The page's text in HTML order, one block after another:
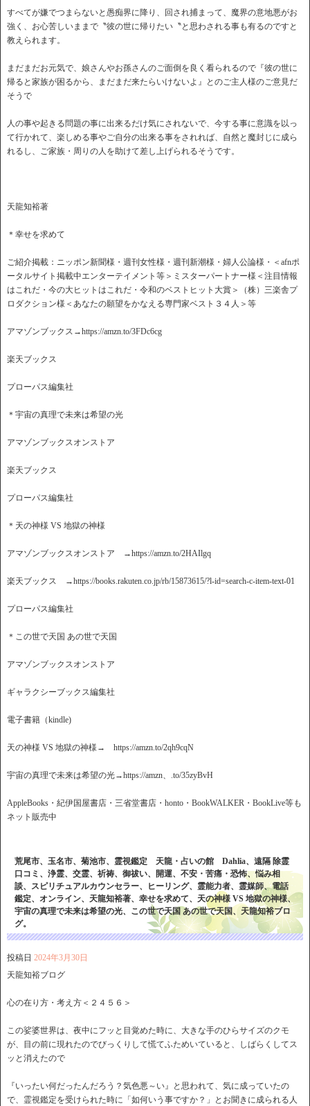
すべてが嫌でつまらないと愚痴界に降り、回され捕まって、魔界の意地悪がお
強く、お心苦しいままで〝彼の世に帰りたい〝と思わされる事も有るのですと
教えられます。
まだまだお元気で、娘さんやお孫さんのご面倒を良く看られるので『彼の世に
帰ると家族が困るから、まだまだ来たらいけないよ』とのご主人様のご意見だ
そうで
人の事や起きる問題の事に出来るだけ気にされないで、今する事に意識を以っ
て行かれて、楽しめる事やご自分の出来る事をされれば、自然と魔封じに成ら
れるし、ご家族・周りの人を助けて差し上げられるそうです。
天龍知裕著
＊幸せを求めて
ご紹介掲載：ニッポン新聞様・週刊女性様・週刊新潮様・婦人公論様・＜afnポ
ータルサイト掲載中エンターテイメント等＞ミスターパートナー様＜注目情報
はこれだ・今の大ヒットはこれだ・令和のベストヒット大賞＞（株）三楽舎プ
ロダクション様＜あなたの願望をかなえる専門家ベスト３４人＞等
アマゾンブックス→https://amzn.to/3FDc6cg
楽天ブックス
プローパス編集社
＊宇宙の真理で未来は希望の光
アマゾンブックスオンストア
楽天ブックス
プローパス編集社
＊天の神様 VS 地獄の神様
アマゾンブックスオンストア →https://amzn.to/2HAIlgq
楽天ブックス →https://books.rakuten.co.jp/rb/15873615/?l-id=search-c-item-text-01
プローパス編集社
＊この世で天国 あの世で天国
アマゾンブックスオンストア
ギャラクシーブックス編集社
電子書籍（kindle)
天の神様 VS 地獄の神様→ https://amzn.to/2qh9cqN
宇宙の真理で未来は希望の光→https://amzn、.to/35zyBvH
AppleBooks・紀伊国屋書店・三省堂書店・honto・BookWALKER・BookLive等も
ネット販売中
荒尾市、玉名市、菊池市、霊視鑑定 天龍・占いの館 Dahlia、遠隔 除霊
口コミ、浄霊、交霊、祈祷、御祓い、開運、不安・苦痛・恐怖、悩み相
談、スピリチュアルカウンセラー、ヒーリング、霊能力者、霊媒師、電話
鑑定、オンライン、天龍知裕著、幸せを求めて、天の神様 VS 地獄の神様、
宇宙の真理で未来は希望の光、この世で天国 あの世で天国、天龍知裕ブロ
グ。
投稿日 2024年3月30日
天龍知裕ブログ
心の在り方・考え方＜２４５６＞
この娑婆世界は、夜中にフッと目覚めた時に、大きな手のひらサイズのクモ
が、目の前に現れたのでびっくりして慌てふためいていると、しばらくしてス
ッと消えたので
『いったい何だったんだろう？気色悪～い』と思われて、気に成っていたの
で、霊視鑑定を受けられた時に「如何いう事ですか？」とお聞きに成られる人